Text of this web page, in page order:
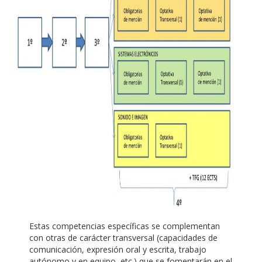
Estas competencias específicas se complementan
con otras de carácter transversal (capacidades de
comunicación, expresión oral y escrita, trabajo